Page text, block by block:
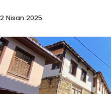
2 Nisan 2025